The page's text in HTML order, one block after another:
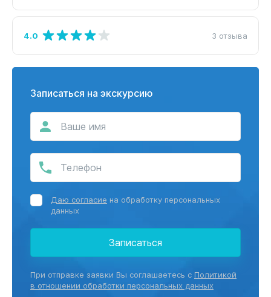
4.0 3 отзыва
Записаться на экскурсию
Даю согласие на обработку персональных
данных
Записаться
При отправке заявки Вы соглашаетесь с Политикой
в отношении обработки персональных данных